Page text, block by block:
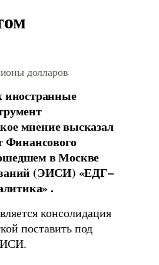
долларов
иностранные
мнение высказал
Финансового
в Москве
(ЭИСИ) «ЕДГ–
.
консолидация
поставить под